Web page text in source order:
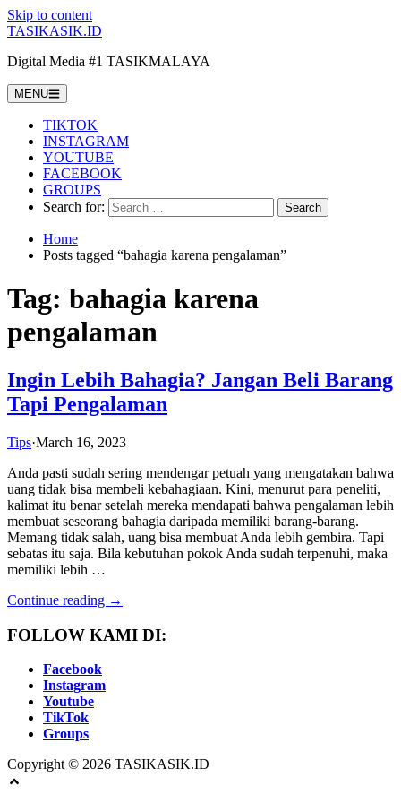
Skip to content
TASIKASIK.ID
Digital Media #1 TASIKMALAYA
MENU
TIKTOK
INSTAGRAM
YOUTUBE
FACEBOOK
GROUPS
Search for:
Home
Posts tagged “bahagia karena pengalaman”
Tag: bahagia karena
pengalaman
Ingin Lebih Bahagia? Jangan Beli Barang
Tapi Pengalaman
Tips·March 16, 2023
Anda pasti sudah sering mendengar petuah yang mengatakan bahwa
uang tidak bisa membeli kebahagiaan. Kini, menurut para peneliti,
kalimat itu benar setelah mereka mendapati bahwa pengalaman lebih
membuat seseorang bahagia daripada memiliki barang-barang.
Memang tidak salah, uang bisa membuat Anda lebih gembira. Tapi
sebatas itu saja. Bila kebutuhan pokok Anda sudah terpenuhi, maka
memiliki lebih …
Continue reading →
FOLLOW KAMI DI:
Facebook
Instagram
Youtube
TikTok
Groups
Copyright © 2026 TASIKASIK.ID